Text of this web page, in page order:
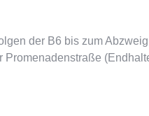
der B6 bis zum